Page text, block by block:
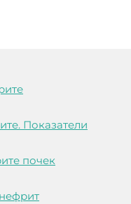
Показатели
почек